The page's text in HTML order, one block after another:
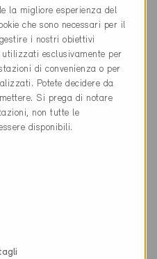
locale?
un certificato
può diventare
la migliore esperienza del
che sono necessari per il
i nostri obiettivi
esclusivamente per
di convenienza o per
Potete decidere da
Si prega di notare
non tutte le
disponibili.